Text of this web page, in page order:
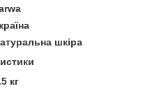
шкіра
кг